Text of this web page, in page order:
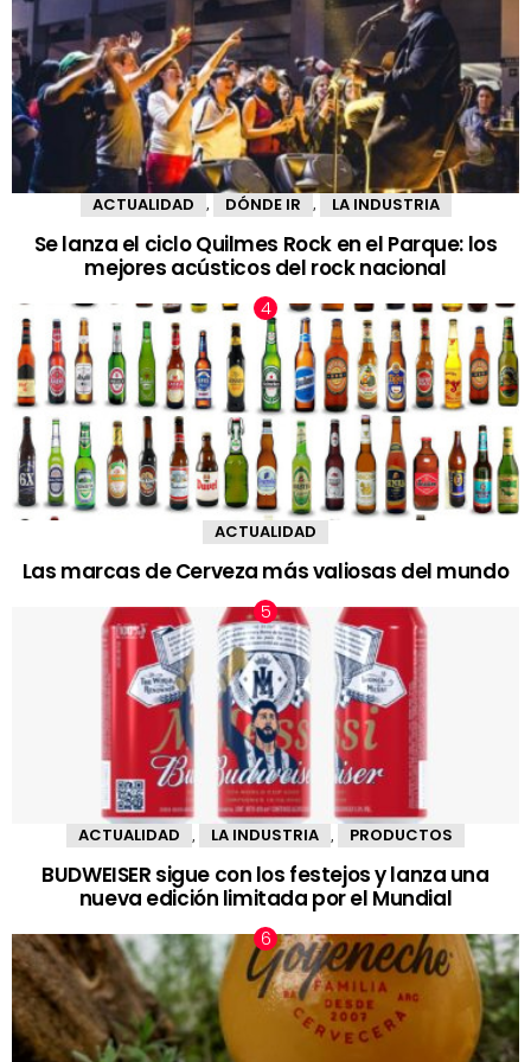
ACTUALIDAD , DÓNDE IR , LA INDUSTRIA
Se lanza el ciclo Quilmes Rock en el Parque: los
mejores acústicos del rock nacional
ACTUALIDAD
Las marcas de Cerveza más valiosas del mundo
ACTUALIDAD LA INDUSTRIA PRODUCTOS
BUDWEISER sigue con los festejos y lanza una
nueva edición limitada por el Mundial